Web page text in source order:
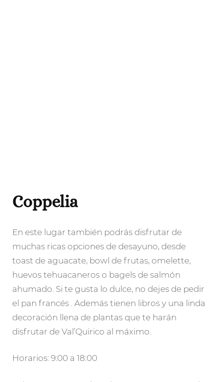
Coppelia
En este lugar también podrás disfrutar de
muchas ricas opciones de desayuno, desde
toast de aguacate, bowl de frutas, omelette,
huevos tehuacaneros o bagels de salmón
ahumado. Si te gusta lo dulce, no dejes de pedir
el pan francés . Además tienen libros y una linda
decoración llena de plantas que te harán
disfrutar de Val’Quirico al máximo.
Horarios: 9:00 a 18:00